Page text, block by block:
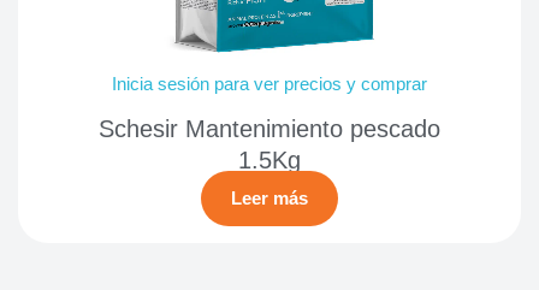
Inicia sesión para ver precios y comprar
Schesir Mantenimiento pescado
1.5Kg
Leer más